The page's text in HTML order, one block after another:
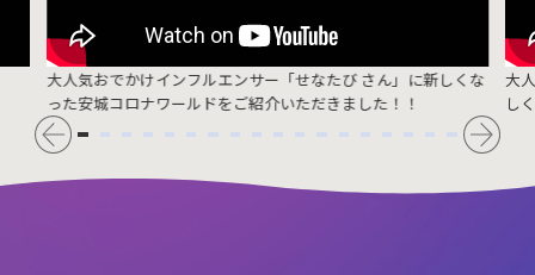
大人気おでかけインフルエンサー「せなたび さん」に新しくな
った安城コロナワールドをご紹介いただきました！！
大
し